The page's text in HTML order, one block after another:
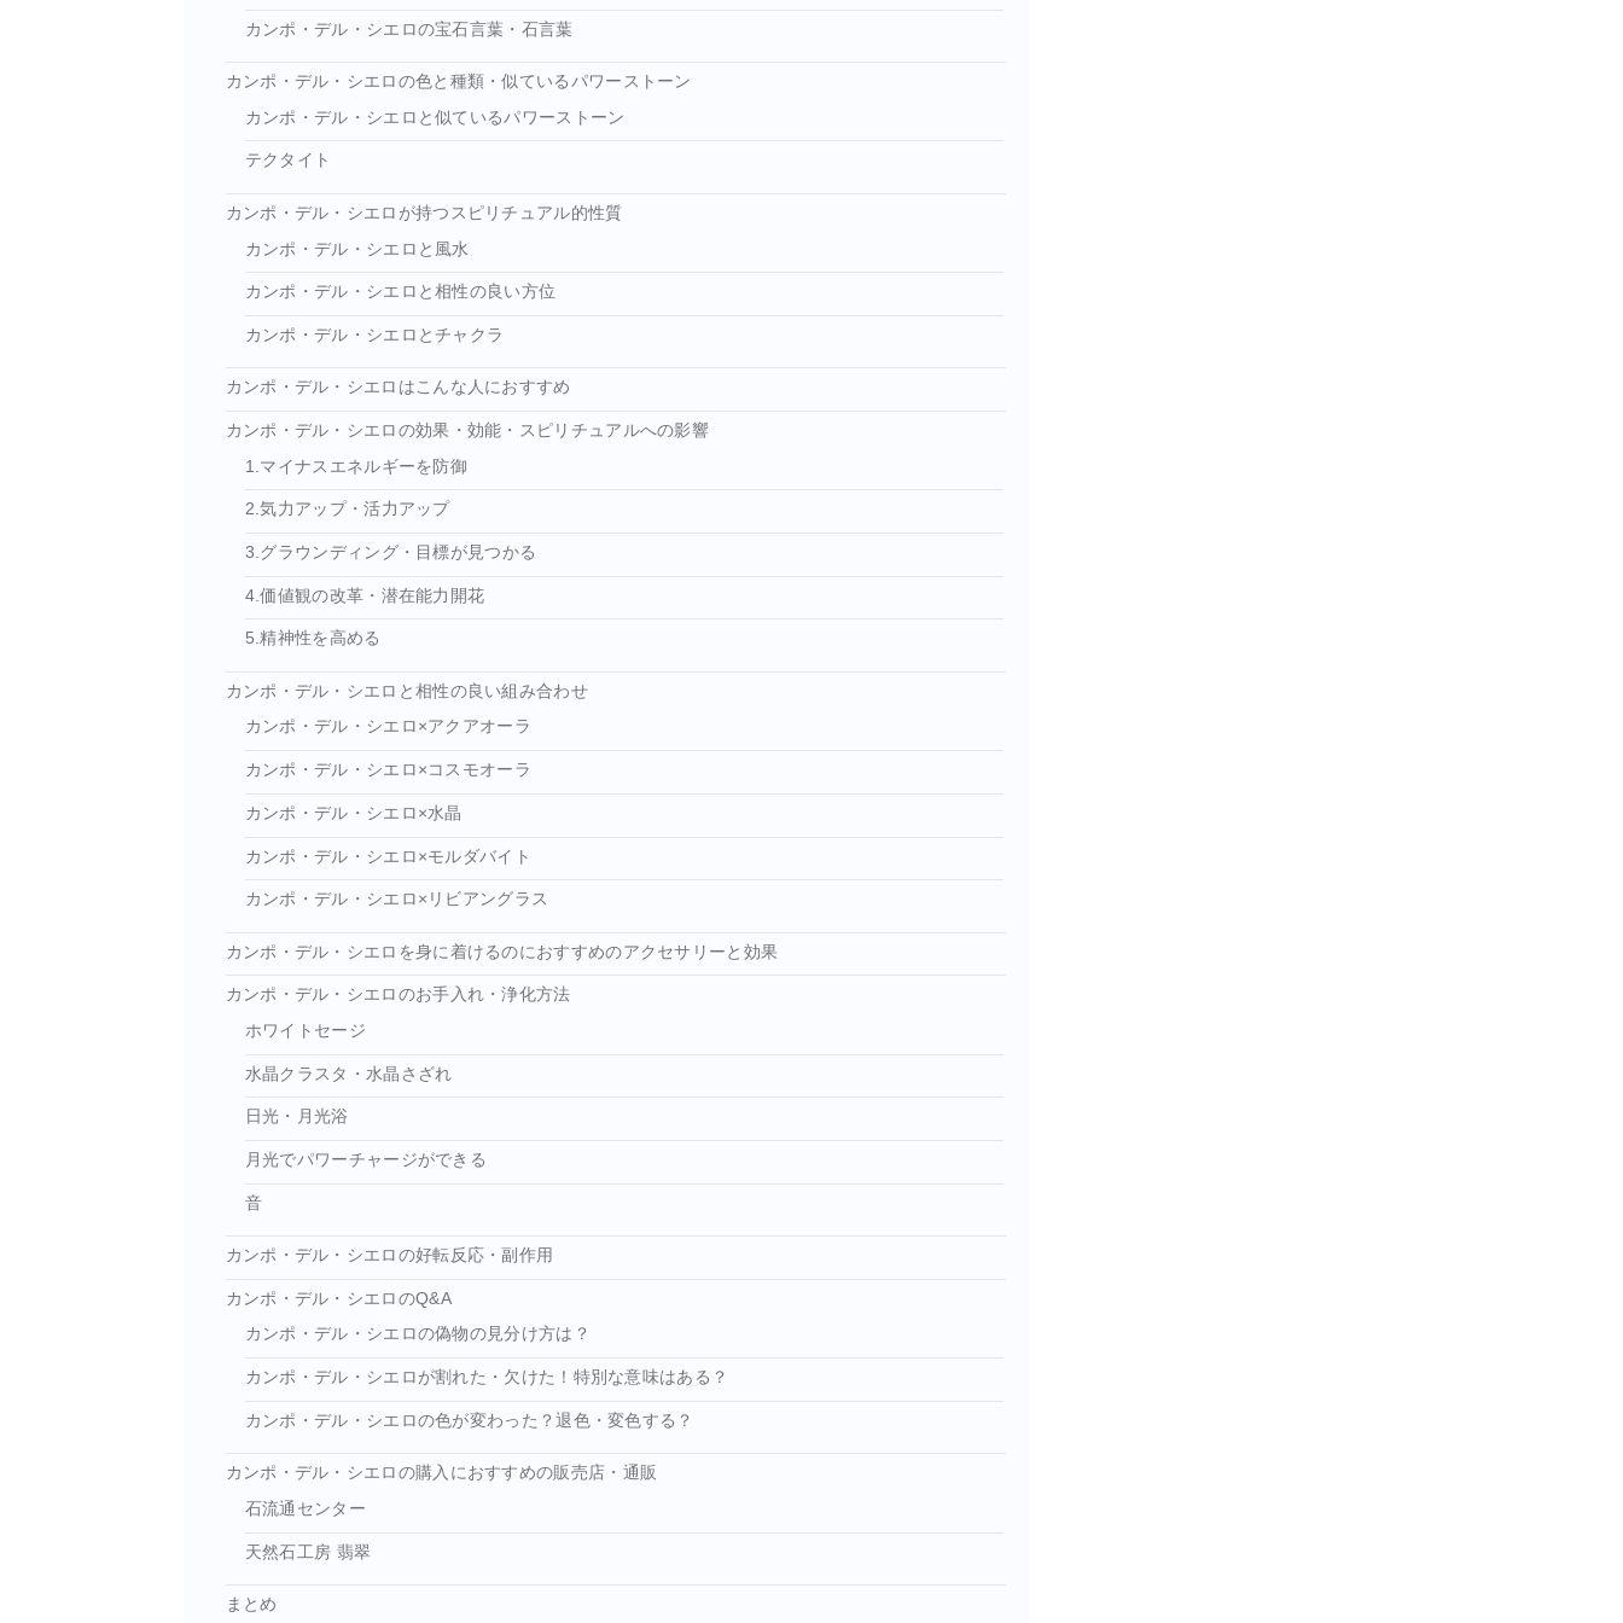
カンポ・デル・シエロの宝石言葉・石言葉
カンポ・デル・シエロの色と種類・似ているパワーストーン
カンポ・デル・シエロと似ているパワーストーン
テクタイト
カンポ・デル・シエロが持つスピリチュアル的性質
カンポ・デル・シエロと風水
カンポ・デル・シエロと相性の良い方位
カンポ・デル・シエロとチャクラ
カンポ・デル・シエロはこんな人におすすめ
カンポ・デル・シエロの効果・効能・スピリチュアルへの影響
1.マイナスエネルギーを防御
2.気力アップ・活力アップ
3.グラウンディング・目標が見つかる
4.価値観の改革・潜在能力開花
5.精神性を高める
カンポ・デル・シエロと相性の良い組み合わせ
カンポ・デル・シエロ×アクアオーラ
カンポ・デル・シエロ×コスモオーラ
カンポ・デル・シエロ×水晶
カンポ・デル・シエロ×モルダバイト
カンポ・デル・シエロ×リビアングラス
カンポ・デル・シエロを身に着けるのにおすすめのアクセサリーと効果
カンポ・デル・シエロのお手入れ・浄化方法
ホワイトセージ
水晶クラスタ・水晶さざれ
日光・月光浴
月光でパワーチャージができる
音
カンポ・デル・シエロの好転反応・副作用
カンポ・デル・シエロのQ&A
カンポ・デル・シエロの偽物の見分け方は？
カンポ・デル・シエロが割れた・欠けた！特別な意味はある？
カンポ・デル・シエロの色が変わった？退色・変色する？
カンポ・デル・シエロの購入におすすめの販売店・通販
石流通センター
天然石工房 翡翠
まとめ